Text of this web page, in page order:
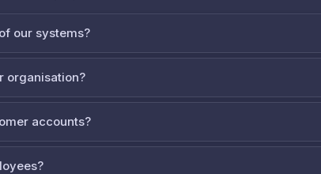
our systems?
organisation?
accounts?